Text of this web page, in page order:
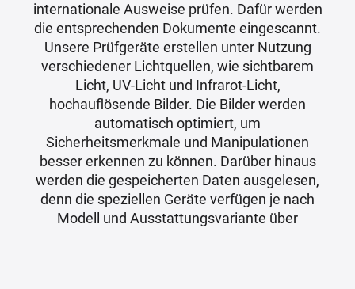
internationale Ausweise prüfen. Dafür werden
die entsprechenden Dokumente eingescannt.
Unsere Prüfgeräte erstellen unter Nutzung
verschiedener Lichtquellen, wie sichtbarem
Licht, UV-Licht und Infrarot-Licht,
hochauflösende Bilder. Die Bilder werden
automatisch optimiert, um
Sicherheitsmerkmale und Manipulationen
besser erkennen zu können. Darüber hinaus
werden die gespeicherten Daten ausgelesen,
denn die speziellen Geräte verfügen je nach
Modell und Ausstattungsvariante über